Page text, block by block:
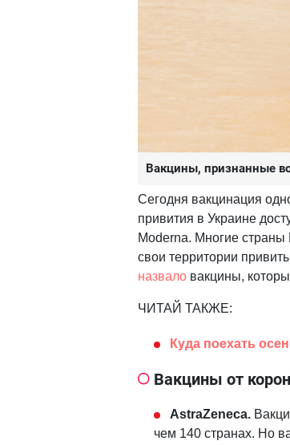
Вакцины, признанные
Сегодня вакцинация
привития в Украине
Moderna. Многие
свои территории
назвало вакцины,
ЧИТАЙ ТАКЖЕ:
Куда поехать
Вакцины от
AstraZeneca.
чем 140 странах. Но